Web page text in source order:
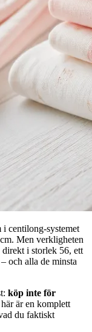
i centilong-systemet
Men verkligheten
direkt i storlek 56, ett
och alla de minsta
köp inte för
är en komplett
du faktiskt